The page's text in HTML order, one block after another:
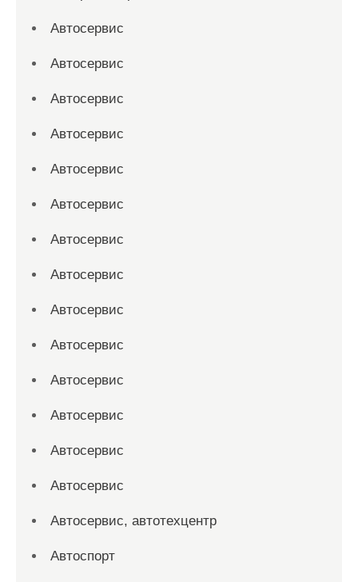
Автосервис
Автосервис
Автосервис
Автосервис
Автосервис
Автосервис
Автосервис
Автосервис
Автосервис
Автосервис
Автосервис
Автосервис
Автосервис
Автосервис
Автосервис, автотехцентр
Автоспорт